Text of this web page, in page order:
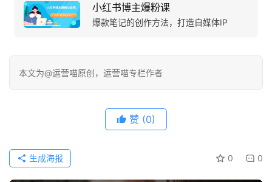
小红书博主爆粉课
爆款笔记的创作方法，打造自媒体IP
本文为@运营喵原创，运营喵专栏作者
赞 (0)
0 0
生成海报